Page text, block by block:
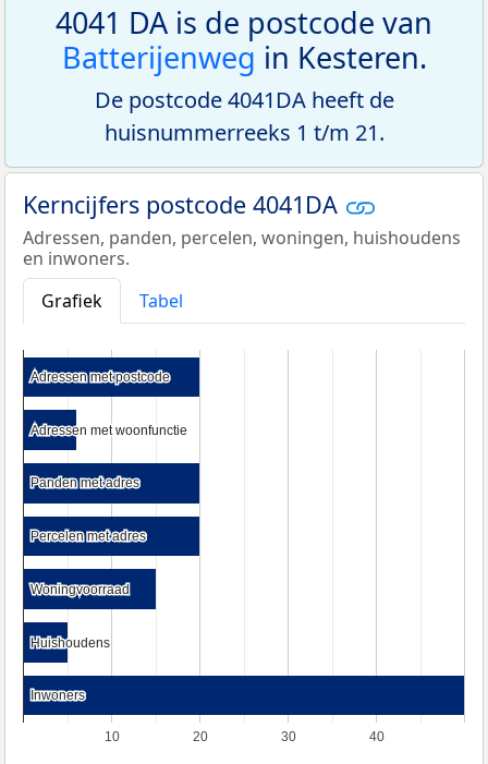
4041 DA is de postcode van
Batterijenweg in Kesteren.
De postcode 4041DA heeft de
huisnummerreeks 1 t/m 21.
Kerncijfers postcode 4041DA
Adressen, panden, percelen, woningen, huishoudens
en inwoners.
Grafiek
Tabel
10 20 30 40
Adressen met postcode
Adressen met postcode
Adressen met woonfunctie
Adressen met woonfunctie
Panden met adres
Panden met adres
Percelen met adres
Percelen met adres
Woningvoorraad
Woningvoorraad
Huishoudens
Huishoudens
Inwoners
Inwoners